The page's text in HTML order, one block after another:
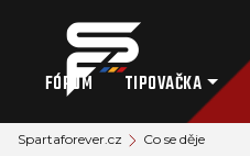
FÓRUM TIPOVAČKA
Spartaforever.cz Co se děje